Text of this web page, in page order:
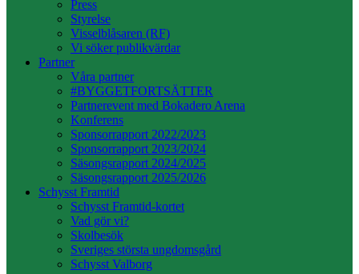
Press
Styrelse
Visselblåsaren (RF)
Vi söker publikvärdar
Partner
Våra partner
#BYGGETFORTSÄTTER
Partnerevent med Bokadero Arena
Konferens
Sponsorrapport 2022/2023
Sponsorrapport 2023/2024
Säsongsrapport 2024/2025
Säsongsrapport 2025/2026
Schysst Framtid
Schysst Framtid-kortet
Vad gör vi?
Skolbesök
Sveriges största ungdomsgård
Schysst Valborg